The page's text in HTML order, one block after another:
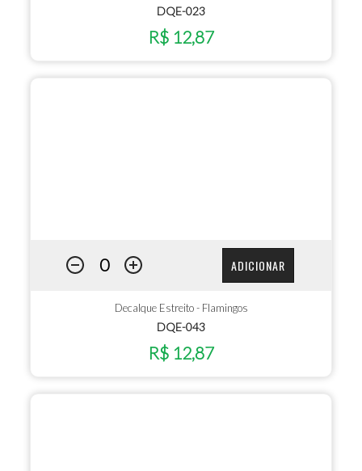
DQE-023
R$ 12,87
ADICIONAR
Decalque Estreito - Flamingos
DQE-043
R$ 12,87